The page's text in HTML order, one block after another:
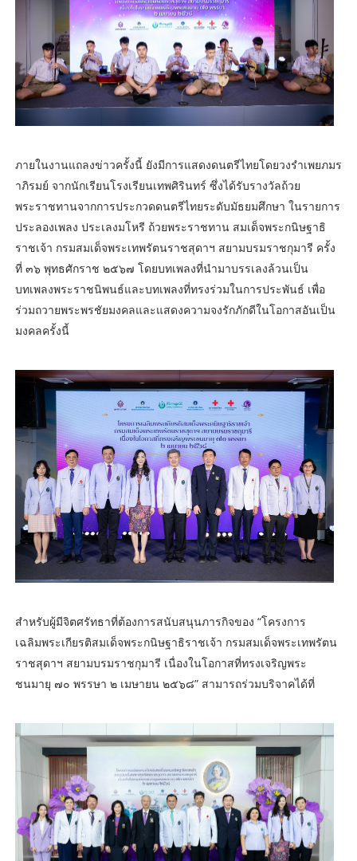
ภายในงานแถลงข่าวครั้งนี้ ยังมีการแสดงดนตรีไทยโดยวงรำเพยภมร
าภิรมย์ จากนักเรียนโรงเรียนเทพศิรินทร์ ซึ่งได้รับรางวัลถ้วย
พระราชทานจากการประกวดดนตรีไทยระดับมัธยมศึกษา ในรายการ
ประลองเพลง ประเลงมโหรี ถ้วยพระราชทาน สมเด็จพระกนิษฐาธิ
ราชเจ้า กรมสมเด็จพระเทพรัตนราชสุดาฯ สยามบรมราชกุมารี ครั้ง
ที่ ๓๖ พุทธศักราช ๒๕๖๗ โดยบทเพลงที่นำมาบรรเลงล้วนเป็น
บทเพลงพระราชนิพนธ์และบทเพลงที่ทรงร่วมในการประพันธ์ เพื่อ
ร่วมถวายพระพรชัยมงคลและแสดงความจงรักภักดีในโอกาสอันเป็น
มงคลครั้งนี้
สำหรับผู้มีจิตศรัทธาที่ต้องการสนับสนุนภารกิจของ “โครงการ
เฉลิมพระเกียรติสมเด็จพระกนิษฐาธิราชเจ้า กรมสมเด็จพระเทพรัตน
ราชสุดาฯ สยามบรมราชกุมารี เนื่องในโอกาสที่ทรงเจริญพระ
ชนมายุ ๗๐ พรรษา ๒ เมษายน ๒๕๖๘” สามารถร่วมบริจาคได้ที่